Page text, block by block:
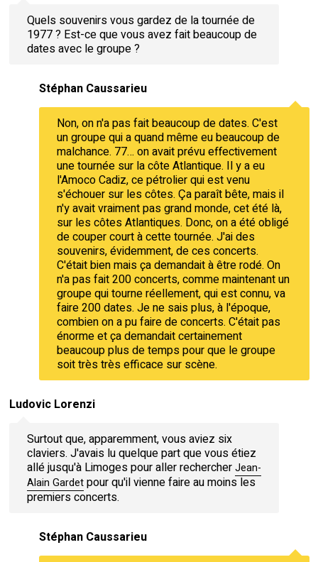
Quels souvenirs vous gardez de la tournée de
1977 ? Est-ce que vous avez fait beaucoup de
dates avec le groupe ?
Stéphan Caussarieu
Non, on n'a pas fait beaucoup de dates. C'est
un groupe qui a quand même eu beaucoup de
malchance. 77… on avait prévu effectivement
une tournée sur la côte Atlantique. Il y a eu
l'Amoco Cadiz, ce pétrolier qui est venu
s'échouer sur les côtes. Ça paraît bête, mais il
n'y avait vraiment pas grand monde, cet été là,
sur les côtes Atlantiques. Donc, on a été obligé
de couper court à cette tournée. J'ai des
souvenirs, évidemment, de ces concerts.
C'était bien mais ça demandait à être rodé. On
n'a pas fait 200 concerts, comme maintenant un
groupe qui tourne réellement, qui est connu, va
faire 200 dates. Je ne sais plus, à l'époque,
combien on a pu faire de concerts. C'était pas
énorme et ça demandait certainement
beaucoup plus de temps pour que le groupe
soit très très efficace sur scène.
Ludovic Lorenzi
Surtout que, apparemment, vous aviez six
claviers. J'avais lu quelque part que vous étiez
allé jusqu'à Limoges pour aller rechercherJean-
Alain Gardetpour qu'il vienne faire au moins les
premiers concerts.
Stéphan Caussarieu